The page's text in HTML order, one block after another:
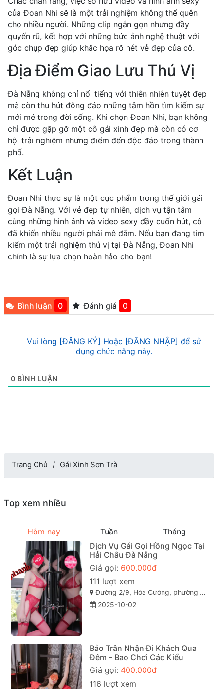
của Đoan Nhi sẽ là một trải nghiệm không thể quên
cho nhiều người. Những clip ngắn gọn nhưng đầy
quyến rũ, kết hợp với những bức ảnh nghệ thuật với
góc chụp đẹp giúp khắc họa rõ nét vẻ đẹp của cô.
Địa Điểm Giao Lưu Thú Vị
Đà Nẵng không chỉ nổi tiếng với thiên nhiên tuyệt đẹp
mà còn thu hút đông đảo những tâm hồn tìm kiếm sự
mới mẻ trong đời sống. Khi chọn Đoan Nhi, bạn không
chỉ được gặp gỡ một cô gái xinh đẹp mà còn có cơ
hội trải nghiệm những điểm đến độc đáo trong thành
phố.
Kết Luận
Đoan Nhi thực sự là một cực phẩm trong thế giới gái
gọi Đà Nẵng. Với vẻ đẹp tự nhiên, dịch vụ tận tâm
cùng những hình ảnh và video sexy đầy cuốn hút, cô
đã khiến nhiều người phải mê đắm. Nếu bạn đang tìm
kiếm một trải nghiệm thú vị tại Đà Nẵng, Đoan Nhi
chính là sự lựa chọn hoàn hảo cho bạn!
Bình luận 0 Đánh giá 0
Vui lòng [ĐĂNG KÝ] Hoặc [ĐĂNG NHẬP] để sử
dụng chức năng này.
0 BÌNH LUẬN
Trang Chủ Gái Xinh Sơn Trà
Top xem nhiều
Hôm nay Tuần
Tháng
Dịch Vụ Gái Gọi Hồng Ngọc Tại
Hải Châu Đà Nẵng
Giá gọi: 600.000đ
111 lượt xem
Đường 2/9, Hòa Cường, phường Hòa Cường Nam, Hải Châu, Đà Nẵng
2025-10-02
Bảo Trân Nhận Đi Khách Qua
Đêm – Bao Chơi Các Kiểu
Giá gọi: 400.000đ
116 lượt xem